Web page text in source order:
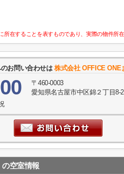
在することを表すものであり、実際の物件所
お問い合わせは株式会社 OFFICE ONE
〒460-0003
愛知県名古屋市中区錦２丁目8-
の空室情報